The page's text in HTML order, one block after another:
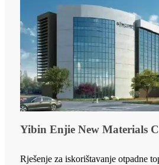
Yibin Enjie New Materials
Rješenje za iskorištavanje otpadne